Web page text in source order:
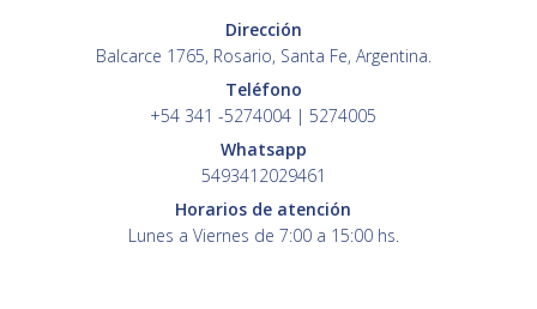
Dirección
Balcarce 1765, Rosario, Santa Fe, Argentina.
Teléfono
+54 341 -5274004 | 5274005
Whatsapp
5493412029461
Horarios de atención
Lunes a Viernes de 7:00 a 15:00 hs.